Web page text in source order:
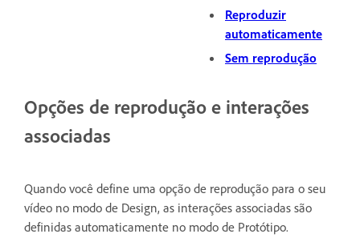
Reproduzir
automaticamente
Sem reprodução
Opções de reprodução e interações
associadas
Quando você define uma opção de reprodução para o seu
vídeo no modo de Design, as interações associadas são
definidas automaticamente no modo de Protótipo.